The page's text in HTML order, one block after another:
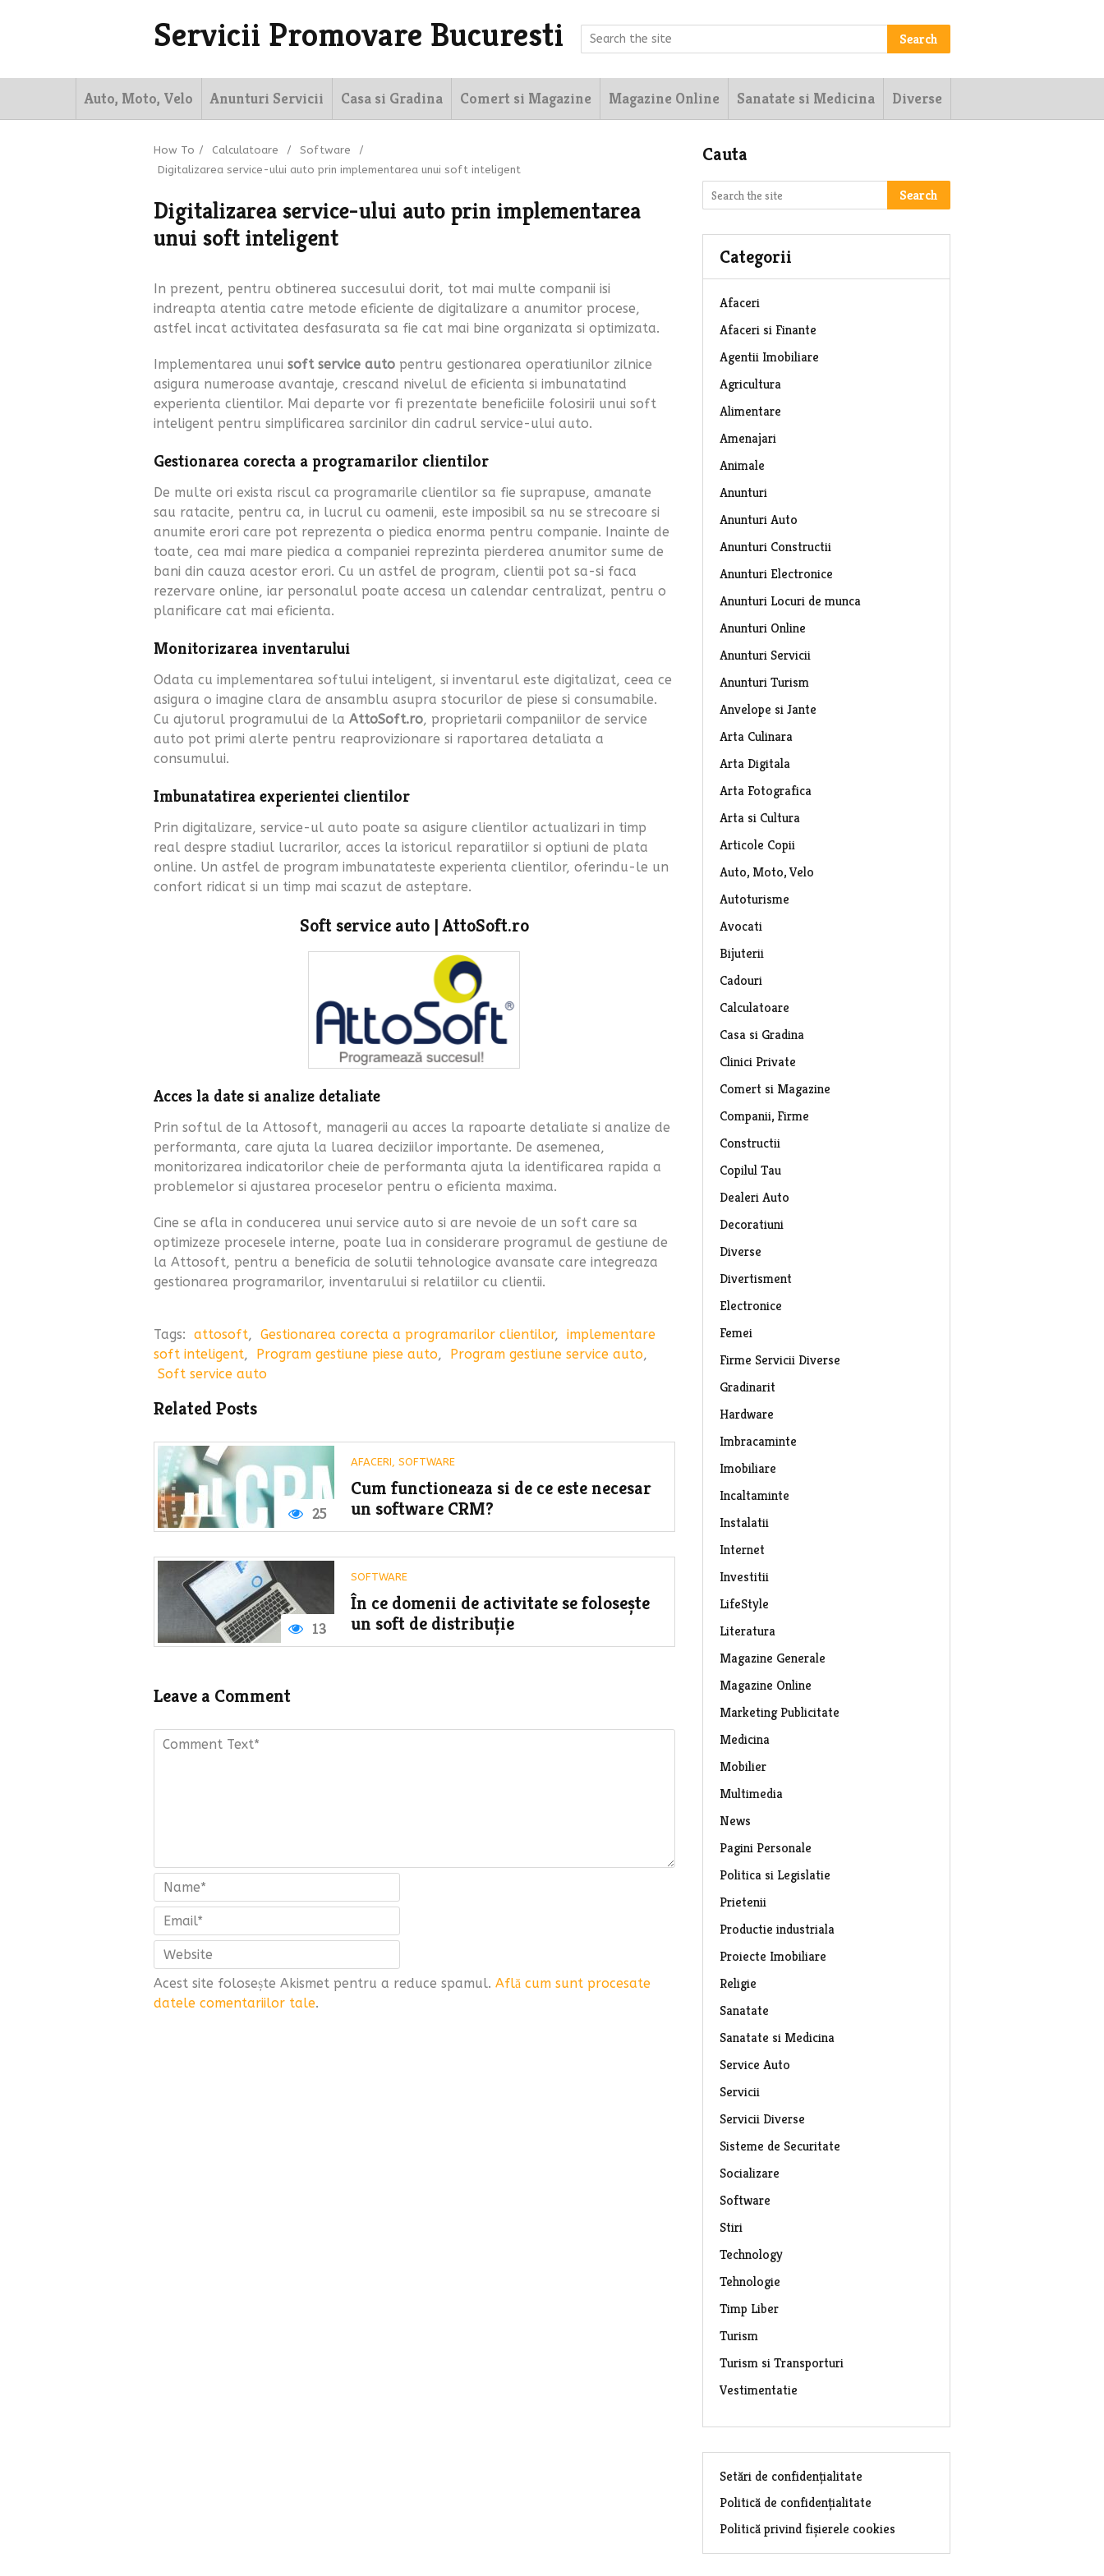
Servicii Promovare Bucuresti Search
Auto, Moto, Velo Anunturi Servicii Casa si Gradina Comert si Magazine Magazine Online Sanatate si Medicina Diverse
How To / Calculatoare / Software
/
Digitalizarea service-ului auto prin implementarea unui soft inteligent
Digitalizarea service-ului auto prin implementarea
unui soft inteligent
In prezent, pentru obtinerea succesului dorit, tot mai multe companii isi
indreapta atentia catre metode eficiente de digitalizare a anumitor procese,
astfel incat activitatea desfasurata sa fie cat mai bine organizata si optimizata.
Implementarea unui soft service auto pentru gestionarea operatiunilor zilnice
asigura numeroase avantaje, crescand nivelul de eficienta si imbunatatind
experienta clientilor. Mai departe vor fi prezentate beneficiile folosirii unui soft
inteligent pentru simplificarea sarcinilor din cadrul service-ului auto.
Gestionarea corecta a programarilor clientilor
De multe ori exista riscul ca programarile clientilor sa fie suprapuse, amanate
sau ratacite, pentru ca, in lucrul cu oamenii, este imposibil sa nu se strecoare si
anumite erori care pot reprezenta o piedica enorma pentru companie. Inainte de
toate, cea mai mare piedica a companiei reprezinta pierderea anumitor sume de
bani din cauza acestor erori. Cu un astfel de program, clientii pot sa-si faca
rezervare online, iar personalul poate accesa un calendar centralizat, pentru o
planificare cat mai eficienta.
Monitorizarea inventarului
Odata cu implementarea softului inteligent, si inventarul este digitalizat, ceea ce
asigura o imagine clara de ansamblu asupra stocurilor de piese si consumabile.
Cu ajutorul programului de la AttoSoft.ro, proprietarii companiilor de service
auto pot primi alerte pentru reaprovizionare si raportarea detaliata a
consumului.
Imbunatatirea experientei clientilor
Prin digitalizare, service-ul auto poate sa asigure clientilor actualizari in timp
real despre stadiul lucrarilor, acces la istoricul reparatiilor si optiuni de plata
online. Un astfel de program imbunatateste experienta clientilor, oferindu-le un
confort ridicat si un timp mai scazut de asteptare.
Soft service auto | AttoSoft.ro
Acces la date si analize detaliate
Prin softul de la Attosoft, managerii au acces la rapoarte detaliate si analize de
performanta, care ajuta la luarea deciziilor importante. De asemenea,
monitorizarea indicatorilor cheie de performanta ajuta la identificarea rapida a
problemelor si ajustarea proceselor pentru o eficienta maxima.
Cine se afla in conducerea unui service auto si are nevoie de un soft care sa
optimizeze procesele interne, poate lua in considerare programul de gestiune de
la Attosoft, pentru a beneficia de solutii tehnologice avansate care integreaza
gestionarea programarilor, inventarului si relatiilor cu clientii.
Tags: attosoft, Gestionarea corecta a programarilor clientilor,
implementare
soft inteligent, Program gestiune piese auto, Program gestiune service auto,
Soft service auto
Related Posts
25
AFACERI SOFTWARE
Cum functioneaza si de ce este necesar
un software CRM?
13
SOFTWARE
În ce domenii de activitate se folosește
un soft de distribuție
Leave a Comment
Acest site folosește Akismet pentru a reduce spamul. Află cum sunt procesate
datele comentariilor tale.
Cauta
Search
Categorii
Afaceri
Afaceri si Finante
Agentii Imobiliare
Agricultura
Alimentare
Amenajari
Animale
Anunturi
Anunturi Auto
Anunturi Constructii
Anunturi Electronice
Anunturi Locuri de munca
Anunturi Online
Anunturi Servicii
Anunturi Turism
Anvelope si Jante
Arta Culinara
Arta Digitala
Arta Fotografica
Arta si Cultura
Articole Copii
Auto, Moto, Velo
Autoturisme
Avocati
Bijuterii
Cadouri
Calculatoare
Casa si Gradina
Clinici Private
Comert si Magazine
Companii, Firme
Constructii
Copilul Tau
Dealeri Auto
Decoratiuni
Diverse
Divertisment
Electronice
Femei
Firme Servicii Diverse
Gradinarit
Hardware
Imbracaminte
Imobiliare
Incaltaminte
Instalatii
Internet
Investitii
LifeStyle
Literatura
Magazine Generale
Magazine Online
Marketing Publicitate
Medicina
Mobilier
Multimedia
News
Pagini Personale
Politica si Legislatie
Prietenii
Productie industriala
Proiecte Imobiliare
Religie
Sanatate
Sanatate si Medicina
Service Auto
Servicii
Servicii Diverse
Sisteme de Securitate
Socializare
Software
Stiri
Technology
Tehnologie
Timp Liber
Turism
Turism si Transporturi
Vestimentatie
Setări de confidențialitate
Politică de confidențialitate
Politică privind fișierele cookies